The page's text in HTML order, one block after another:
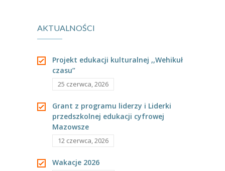
AKTUALNOŚCI
Projekt edukacji kulturalnej ,,Wehikuł
czasu”
25 czerwca, 2026
Grant z programu liderzy i Liderki
przedszkolnej edukacji cyfrowej
Mazowsze
12 czerwca, 2026
Wakacje 2026